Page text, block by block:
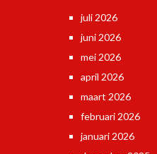
juli 2026
juni 2026
mei 2026
april 2026
maart 2026
februari 2026
januari 2026